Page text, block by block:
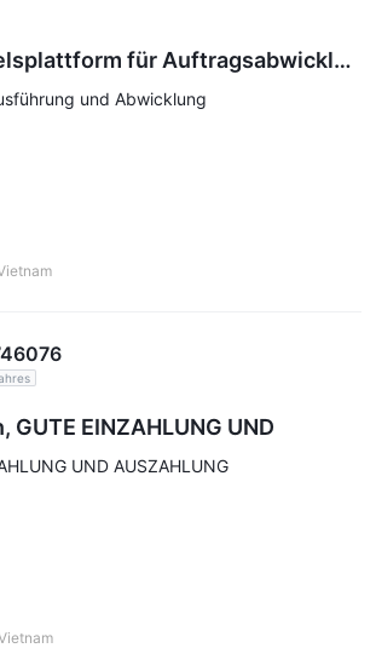
für Auftragsabwicklun
und Abwicklung
GUTE EINZAHLUNG UND
UND AUSZAHLUNG